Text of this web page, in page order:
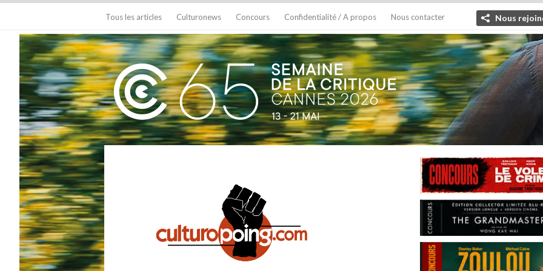
Tous les articles Culturonews Concours Confidentialité / A propos Nous contacter Nous